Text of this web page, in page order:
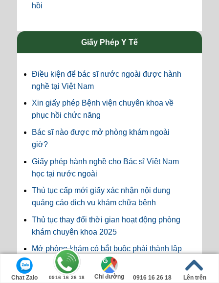
hồi
Giấy Phép Y Tế
Điều kiện để bác sĩ nước ngoài được hành
nghề tại Việt Nam
Xin giấy phép Bệnh viện chuyên khoa về
phục hồi chức năng
Bác sĩ nào được mở phòng khám ngoài
giờ?
Giấy phép hành nghề cho Bác sĩ Việt Nam
học tại nước ngoài
Thủ tục cấp mới giấy xác nhận nội dung
quảng cáo dịch vụ khám chữa bệnh
Thủ tục thay đổi thời gian hoạt động phòng
khám chuyên khoa 2025
Mở phòng khám có bắt buộc phải thành lập
pháp nhân không?
Điểm mới về hệ thống thông tin quản lý
Chat Zalo 0916 16 26 18 Chỉ đường 0916 16 26 18 Lên trên